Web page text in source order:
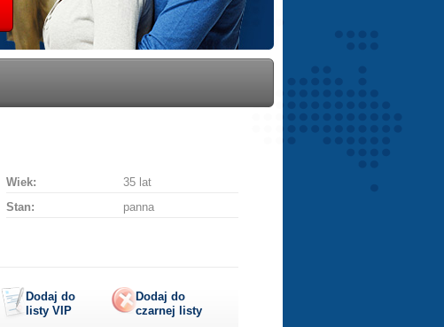
Wiek:
35 lat
Stan:
panna
Dodaj do
listy VIP
Dodaj do
czarnej listy